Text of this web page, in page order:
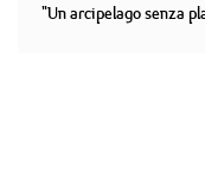
"Un arcipelago senza